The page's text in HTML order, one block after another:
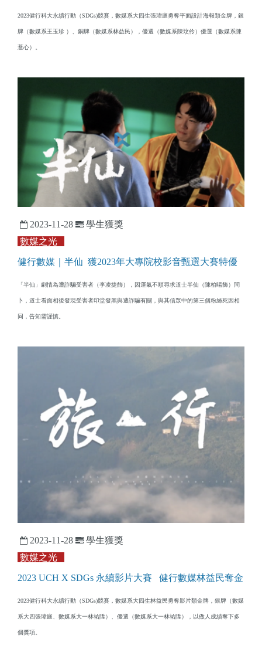
2023健行科大永續行動（SDGs)競賽，數媒系大四生張瑋庭勇奪平面設計海報類金牌，銀
牌（數媒系王玉珍 ）、銅牌（數媒系林益民），優選（數媒系陳玟伶）優選（數媒系陳
薏心）。
2023-11-28
學生獲獎
數媒之光
健行數媒｜半仙 獲2023年大專院校影音甄選大賽特優
「半仙」劇情為遭詐騙受害者（李凌捷飾），因運氣不順尋求道士半仙（陳柏暘飾）問
卜，道士看面相後發現受害者印堂發黑與遭詐騙有關，與其信眾中的第三個粉絲死因相
同，告知需謹慎。
2023-11-28
學生獲獎
數媒之光
2023 UCH X SDGs 永續影片大賽 健行數媒林益民奪金
2023健行科大永續行動（SDGs)競賽，數媒系大四生林益民勇奪影片類金牌，銀牌（數媒
系大四張瑋庭、數媒系大一林祐陞）、優選（數媒系大一林祐陞），以傲人成績奪下多
個獎項。